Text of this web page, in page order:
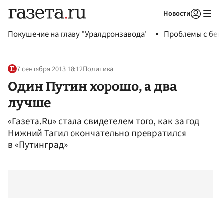
Новости
Покушение на главу "Уралдронзавода" Проблемы с
7 сентября 2013 18:12Политика
Один Путин хорошо, а два
лучше
«Газета.Ru» стала свидетелем того, как за год
Нижний Тагил окончательно превратился
в «Путинград»